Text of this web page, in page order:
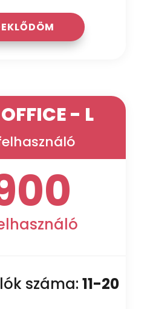
- L
száma: 11-20